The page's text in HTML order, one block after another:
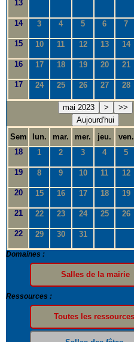
13
14 3 4 5 6 7
15 10 11 12 13 14
16 17 18 19 20 21
17 24 25 26 27 28
mai 2023 >
>>
Aujourd'hui
Sem
lun. mar. mer. jeu. ven.
18
1 2 3 4 5
19 8 9 10 11 12
20 15 16 17 18 19
21 22 23 24 25 26
22 29 30 31
Domaines :
Ressources :